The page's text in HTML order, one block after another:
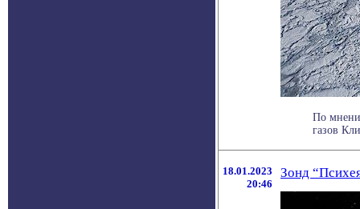
По
газов
18.01.2023
20:46
Зонд